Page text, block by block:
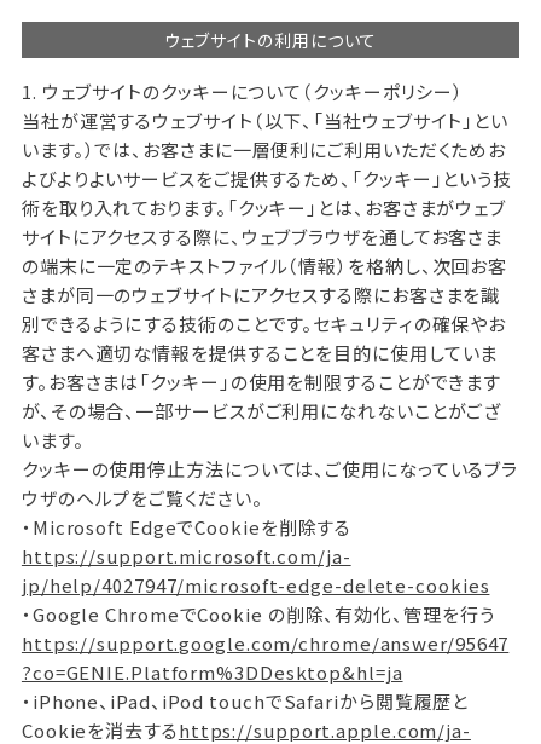
ウェブサイトの利用について
1. ウェブサイトのクッキーについて（クッキーポリシー）
当社が運営するウェブサイト（以下、「当社ウェブサイト」とい
います。）では、お客さまに一層便利にご利用いただくためお
よびよりよいサービスをご提供するため、「クッキー」という技
術を取り入れております。「クッキー」とは、お客さまがウェブ
サイトにアクセスする際に、ウェブブラウザを通してお客さま
の端末に一定のテキストファイル（情報）を格納し、次回お客
さまが同一のウェブサイトにアクセスする際にお客さまを識
別できるようにする技術のことです。セキュリティの確保やお
客さまへ適切な情報を提供することを目的に使用していま
す。お客さまは「クッキー」の使用を制限することができます
が、その場合、一部サービスがご利用になれないことがござ
います。
クッキーの使用停止方法については、ご使用になっているブラ
ウザのヘルプをご覧ください。
・Microsoft EdgeでCookieを削除する
https://support.microsoft.com/ja-
jp/help/4027947/microsoft-edge-delete-cookies
・Google ChromeでCookie の削除、有効化、管理を行う
https://support.google.com/chrome/answer/95647
?co=GENIE.Platform%3DDesktop&hl=ja
・iPhone、iPad、iPod touchでSafariから閲覧履歴と
Cookieを消去するhttps://support.apple.com/ja-